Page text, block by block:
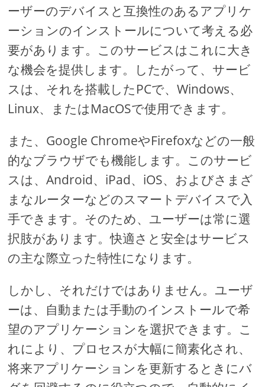
ーザーのデバイスと互換性のあるアプリケ
ーションのインストールについて考える必
要があります。このサービスはこれに大き
な機会を提供します。したがって、サービ
スは、それを搭載したPCで、Windows、
Linux、またはMacOSで使用できます。
また、Google ChromeやFirefoxなどの一般
的なブラウザでも機能します。このサービ
スは、Android、iPad、iOS、およびさまざ
まなルーターなどのスマートデバイスで入
手できます。そのため、ユーザーは常に選
択肢があります。快適さと安全はサービス
の主な際立った特性になります。
しかし、それだけではありません。ユーザ
ーは、自動または手動のインストールで希
望のアプリケーションを選択できます。こ
れにより、プロセスが大幅に簡素化され、
将来アプリケーションを更新するときにバ